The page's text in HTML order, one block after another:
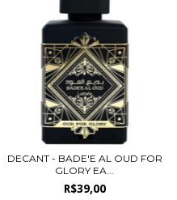
DECANT - BADE'E AL OUD FOR
GLORY EA...
R$39,00